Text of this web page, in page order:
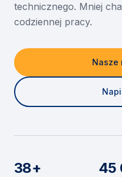
Kontakt
technicznego. Mniej
codziennej pracy.
Nasze
38+ 45